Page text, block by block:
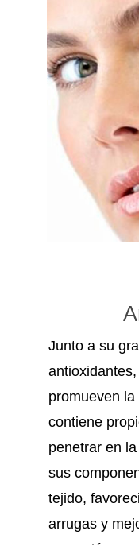
Junto a su
promueven
contiene
penetrar en
sus
tejido,
arrugas y